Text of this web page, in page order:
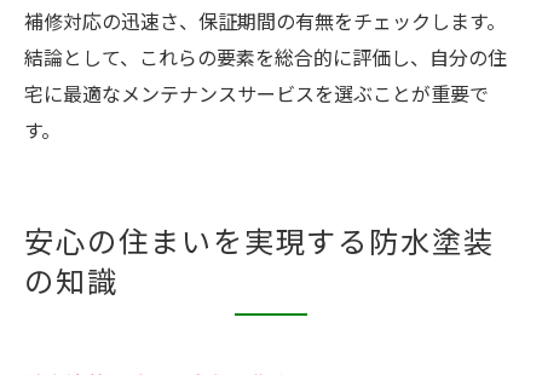
補修対応の迅速さ、保証期間の有無をチェックします。
結論として、これらの要素を総合的に評価し、自分の住
宅に最適なメンテナンスサービスを選ぶことが重要で
す。
安心の住まいを実現する防水塗装
の知識